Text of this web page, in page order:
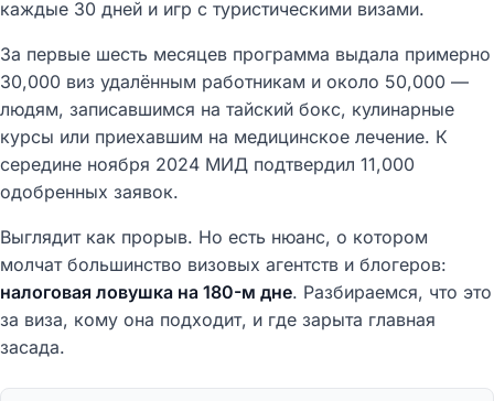
каждые 30 дней и игр с туристическими визами.
За первые шесть месяцев программа выдала примерно
30,000 виз удалённым работникам и около 50,000 —
людям, записавшимся на тайский бокс, кулинарные
курсы или приехавшим на медицинское лечение. К
середине ноября 2024 МИД подтвердил 11,000
одобренных заявок.
Выглядит как прорыв. Но есть нюанс, о котором
молчат большинство визовых агентств и блогеров:
налоговая ловушка на 180-м дне. Разбираемся, что это
за виза, кому она подходит, и где зарыта главная
засада.